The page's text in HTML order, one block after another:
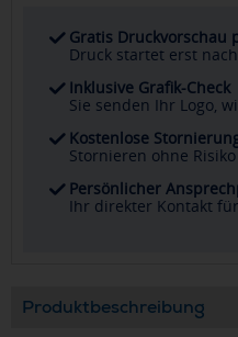
Gratis Druckvorschau
Druck startet erst
Inklusive Grafik-Check
Sie senden Ihr Logo,
Kostenlose
Stornieren ohne
Persönlicher
Ihr direkter Kontakt
Produktbeschreibung